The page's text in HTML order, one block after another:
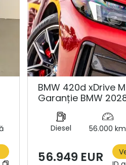
BMW 420d xDrive
Garanție BMW
Diesel 56.000 km
56.949 EUR